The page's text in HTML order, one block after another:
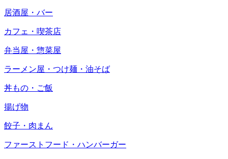
居酒屋・バー
カフェ・喫茶店
弁当屋・惣菜屋
ラーメン屋・つけ麺・油そば
丼もの・ご飯
揚げ物
餃子・肉まん
ファーストフード・ハンバーガー